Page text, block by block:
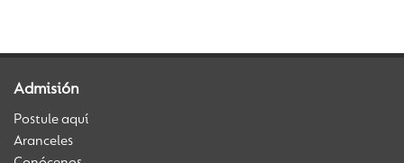
Admisión
Postule aquí
Aranceles